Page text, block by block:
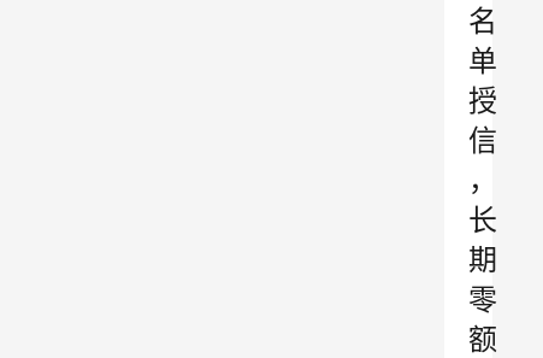
名
单
授
信
，
长
期
零
额